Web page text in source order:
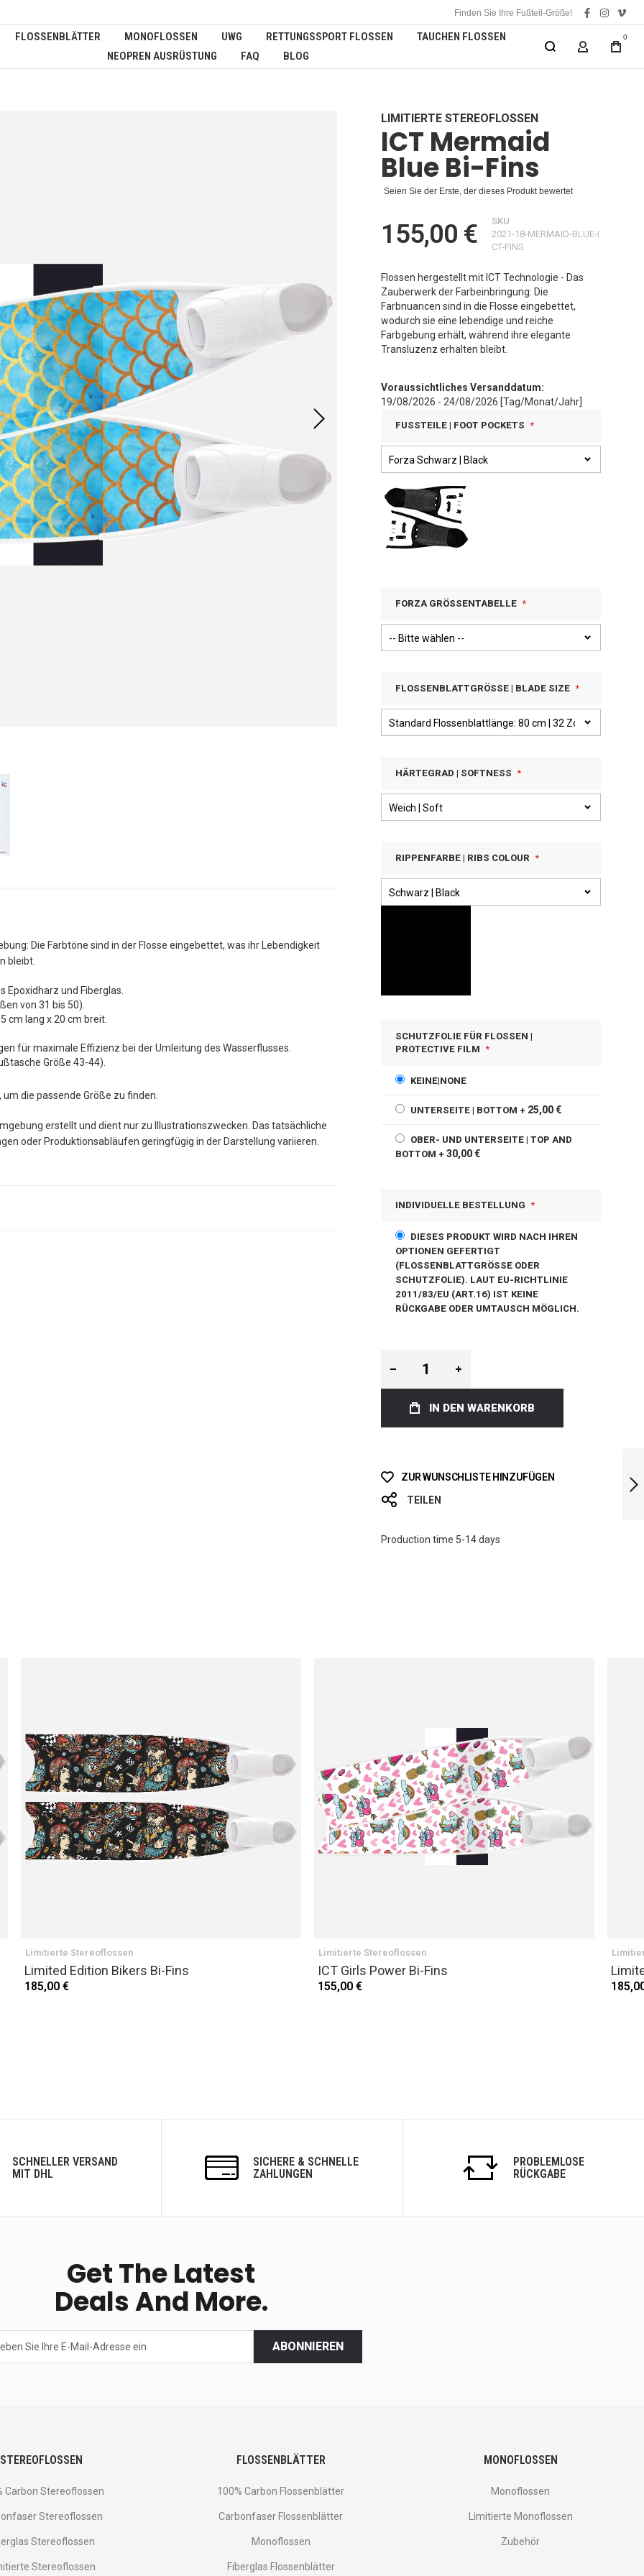
Finden Sie Ihre Fußteil-Größe!
facebook
FLOSSENBLÄTTER MONOFLOSSEN UWG RETTUNGSSPORT FLOSSEN
TAUCHEN FLOSSEN
NEOPREN AUSRÜSTUNG
FAQ BLOG MEIN
0
Die Farbtöne sind in der Flosse eingebettet, was ihr Lebendigkeit
bleibt.
Epoxidharz und Fiberglas.
von 31 bis 50).
cm lang x 20 cm breit.
für maximale Effizienz bei der Umleitung des Wasserflusses.
Größe 43-44).
die passende Größe zu finden.
erstellt und dient nur zu Illustrationszwecken. Das tatsächliche
oder Produktionsabläufen geringfügig in der Darstellung variieren.
LIMITIERTE STEREOFLOSSEN
ICT Mermaid
Blue Bi-Fins
Seien Sie der Erste, der dieses Produkt bewertet
155,00 €
SKU
2021-18-MERMAID-BLUE-I
CT-FINS
Flossen hergestellt mit ICT Technologie - Das
Zauberwerk der Farbeinbringung: Die
Farbnuancen sind in die Flosse eingebettet,
wodurch sie eine lebendige und reiche
Farbgebung erhält, während ihre elegante
Transluzenz erhalten bleibt.
Voraussichtliches Versanddatum:
19/08/2026 - 24/08/2026 [Tag/Monat/Jahr]
FUSSTEILE | FOOT POCKETS
FORZA GRÖSSENTABELLE
FLOSSENBLATTGRÖSSE | BLADE SIZE
HÄRTEGRAD | SOFTNESS
RIPPENFARBE | RIBS COLOUR
SCHUTZFOLIE FÜR FLOSSEN |
PROTECTIVE FILM
KEINE|NONE
UNTERSEITE | BOTTOM + 25,00 €
OBER- UND UNTERSEITE | TOP AND
BOTTOM + 30,00 €
INDIVIDUELLE BESTELLUNG
DIESES PRODUKT WIRD NACH IHREN
OPTIONEN GEFERTIGT
(FLOSSENBLATTGRÖSSE ODER S
CHUTZFOLIE). LAUT EU-RICHTLINIE 2
011/83/EU (ART.16) IST KEINE R
ÜCKGABE ODER UMTAUSCH MÖGLICH.
IN DEN WARENKORB
ZUR WUNSCHLISTE HINZUFÜGEN
TEILEN
Production time 5-14 days
Limitierte Stereoflossen
Limited Edition Bikers Bi-Fins
185,00 €
Limitierte Stereoflossen
ICT Girls Power Bi-Fins
155,00 €
SCHNELLER VERSAND
MIT DHL
SICHERE & SCHNELLE
ZAHLUNGEN
PROBLEMLOSE
RÜCKGABE
Get The Latest
Deals And More.
ABONNIEREN
STEREOFLOSSEN
Carbon Stereoflossen
Stereoflossen
Stereoflossen
Stereoflossen
FLOSSENBLÄTTER
100% Carbon Flossenblätter
Carbonfaser Flossenblätter
Monoflossen
Fiberglas Flossenblätter
MONOFLOSSEN
Monoflossen
Limitierte Monoflossen
Zubehör